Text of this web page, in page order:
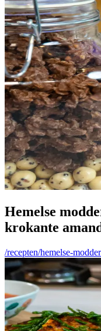
Hemelse
krokante
/recepten/hemelse-